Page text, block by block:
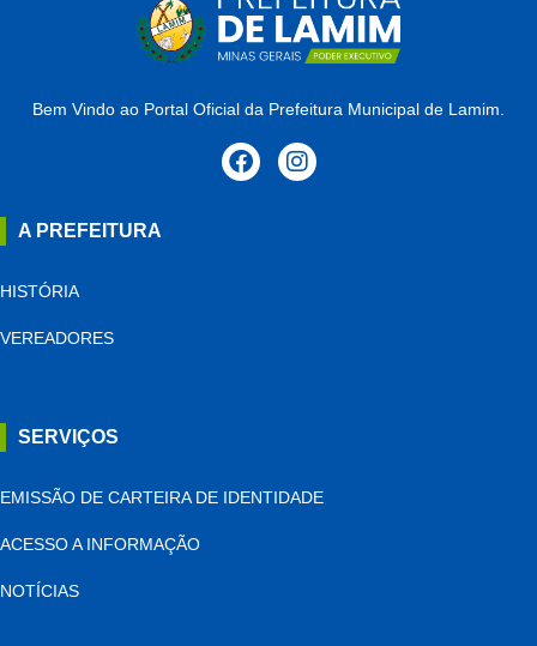
Bem Vindo ao Portal Oficial da Prefeitura Municipal de Lamim.
A PREFEITURA
HISTÓRIA
VEREADORES
SERVIÇOS
EMISSÃO DE CARTEIRA DE IDENTIDADE
ACESSO A INFORMAÇÃO
NOTÍCIAS